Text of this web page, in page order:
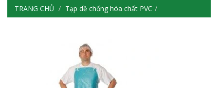
TRANG CHỦ Tạp dề chống hóa chất PVC